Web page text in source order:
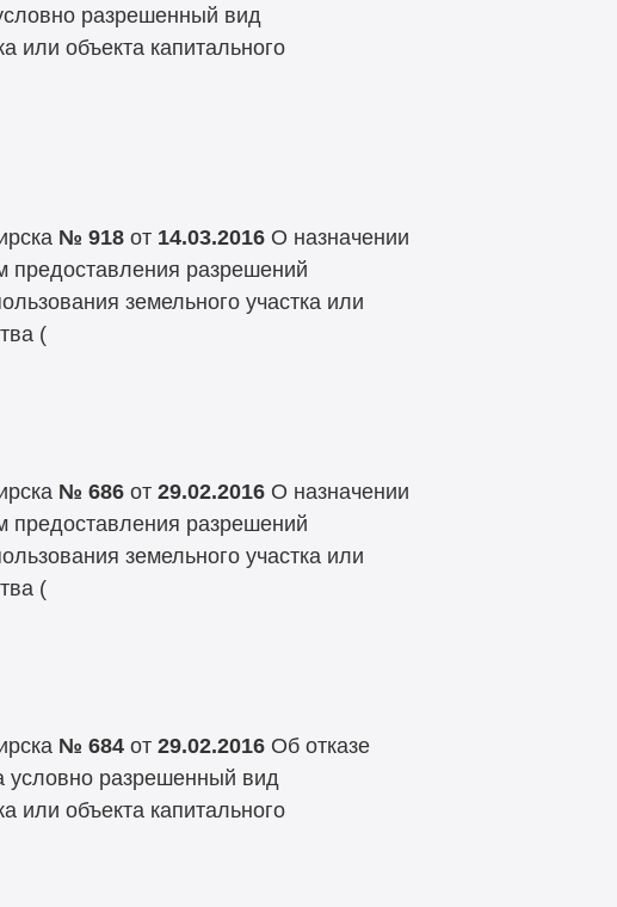
разрешенный вид
или объекта капитального
№ 918от 14.03.2016 О назначении
предоставления разрешений
земельного участка или
(
№ 686от29.02.2016 О назначении
предоставления разрешений
земельного участка или
(
№ 684от29.02.2016 Об отказе
условно разрешенный вид
или объекта капитального